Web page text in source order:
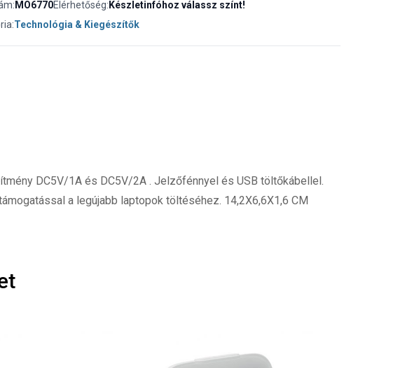
MO6770Elérhetőség: Készletinfóhoz válassz színt!
Technológia & Kiegészítők
DC5V/1A és DC5V/2A . Jelzőfénnyel és USB töltőkábellel.
a legújabb laptopok töltéséhez. 14,2X6,6X1,6 CM